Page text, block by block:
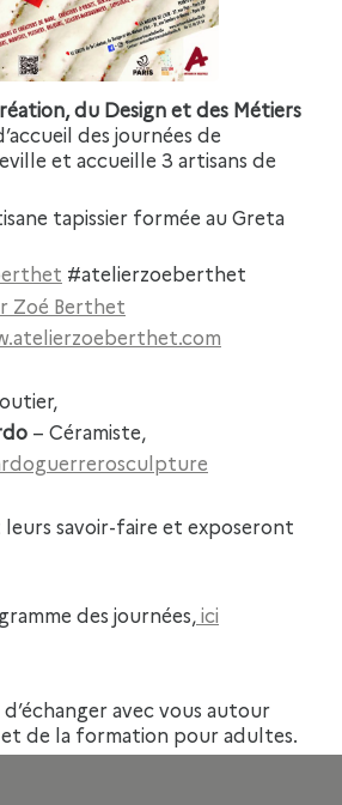
du Design et des Métiers
des journées de
et accueille 3 artisans de
tapissier formée au Greta
#atelierzoeberthet
Zoé Berthet
– Céramiste,
savoir-faire et exposeront
des journées,ici
avec vous autour
et de la formation pour adultes.